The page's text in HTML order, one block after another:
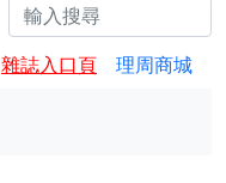
雜誌入口頁 理周商城